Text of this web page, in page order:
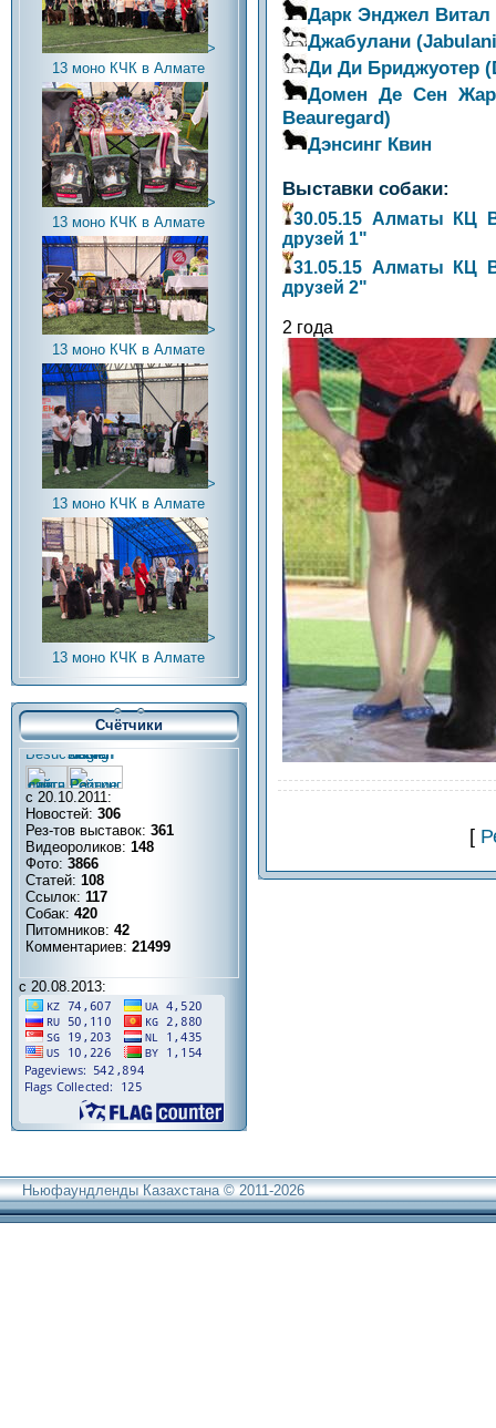
>
13 моно КЧК в Алмате
>
13 моно КЧК в Алмате
>
13 моно КЧК в Алмате
>
13 моно КЧК в Алмате
>
13 моно КЧК в Алмате
Счётчики
с 20.10.2011:
Новостей: 306
Рез-тов выставок: 361
Видеороликов: 148
Фото: 3866
Статей: 108
Ссылок: 117
Собак: 420
Питомников: 42
Комментариев: 21499
с 20.08.2013:
Дарк Энджел Витал
Джабулани
Ди Ди Бриджуотер
Домен Де Сен
Beauregard)
Дэнсинг Квин
Выставки собаки:
30.05.15 Алматы КЦ
друзей 1"
31.05.15 Алматы КЦ
друзей 2"
2 года
[
Ньюфаундленды Казахстана © 2011-2026